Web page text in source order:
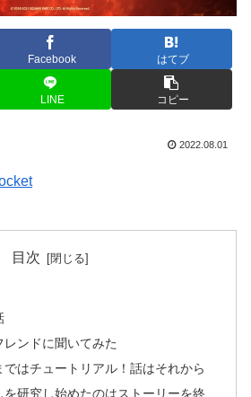
Facebook はてブ
LINE コピー
2022.08.01
目次
レンドに聞いてみた
ではチュートリアル！話はそれから
を研究し始めたのはストーリーを終